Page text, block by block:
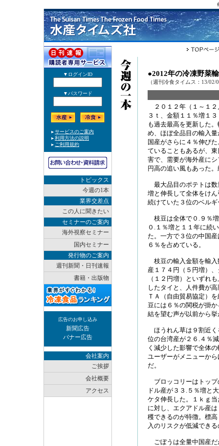
トピックス
今週の1本
業界交差点
この人に聞きたい
セミナーのご案内
海外視察セミナー
国内セミナー
発行物のご案内
週刊新聞・日刊速報
書籍・出版物
広告のお申し込み
新聞広告
バナー広告
会社案内
ご挨拶
会社概要
アクセス
●2012年の冷凍野菜
（週刊冷食タイムス：13/02/
２０１２年（１～１２
３ｔ、金額１１％増１
も過去最高を更新した
め、ほぼ全品目の輸入
国産がさらに４％伸び
ていることもあるが、
害で、需要が海外産に
円高の追い風もあった
最大品目のポテトは数
増と伸長して全体をけ
続けていた３位のベル
枝豆は全体で０.９％
０.１％増と１１年に続
た。一方で３位の中国
６％を占めている。
枝豆の輸入金額を輸入
産１７４円（５円増）
（１２円増）といずれ
したタイと、人件費が
ＴＡ（自由貿易協定）
豆には６％の関税が掛
結を望む声が以前から
ほうれん草は９割近く
位の台湾産が２６.４％
く減少した影響で全体
ユーザーがメニューか
だ。
ブロッコリーはトップ
ドル産が３３.５％増と
ケタ伸長した。１ｋｇ
に対し、エクアドル産
穫できるのが特徴。標
入のリスクが低減でき
ごぼうは全量中国産だ